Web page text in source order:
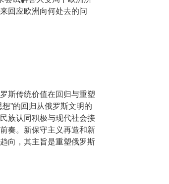
回应欧洲向何处去的问
斯传统价值在回归与重塑
”的回归从俄罗斯文明的
族认同积极与现代社会接
奏。新保守主义再造和新
向，其主旨是重塑俄罗斯